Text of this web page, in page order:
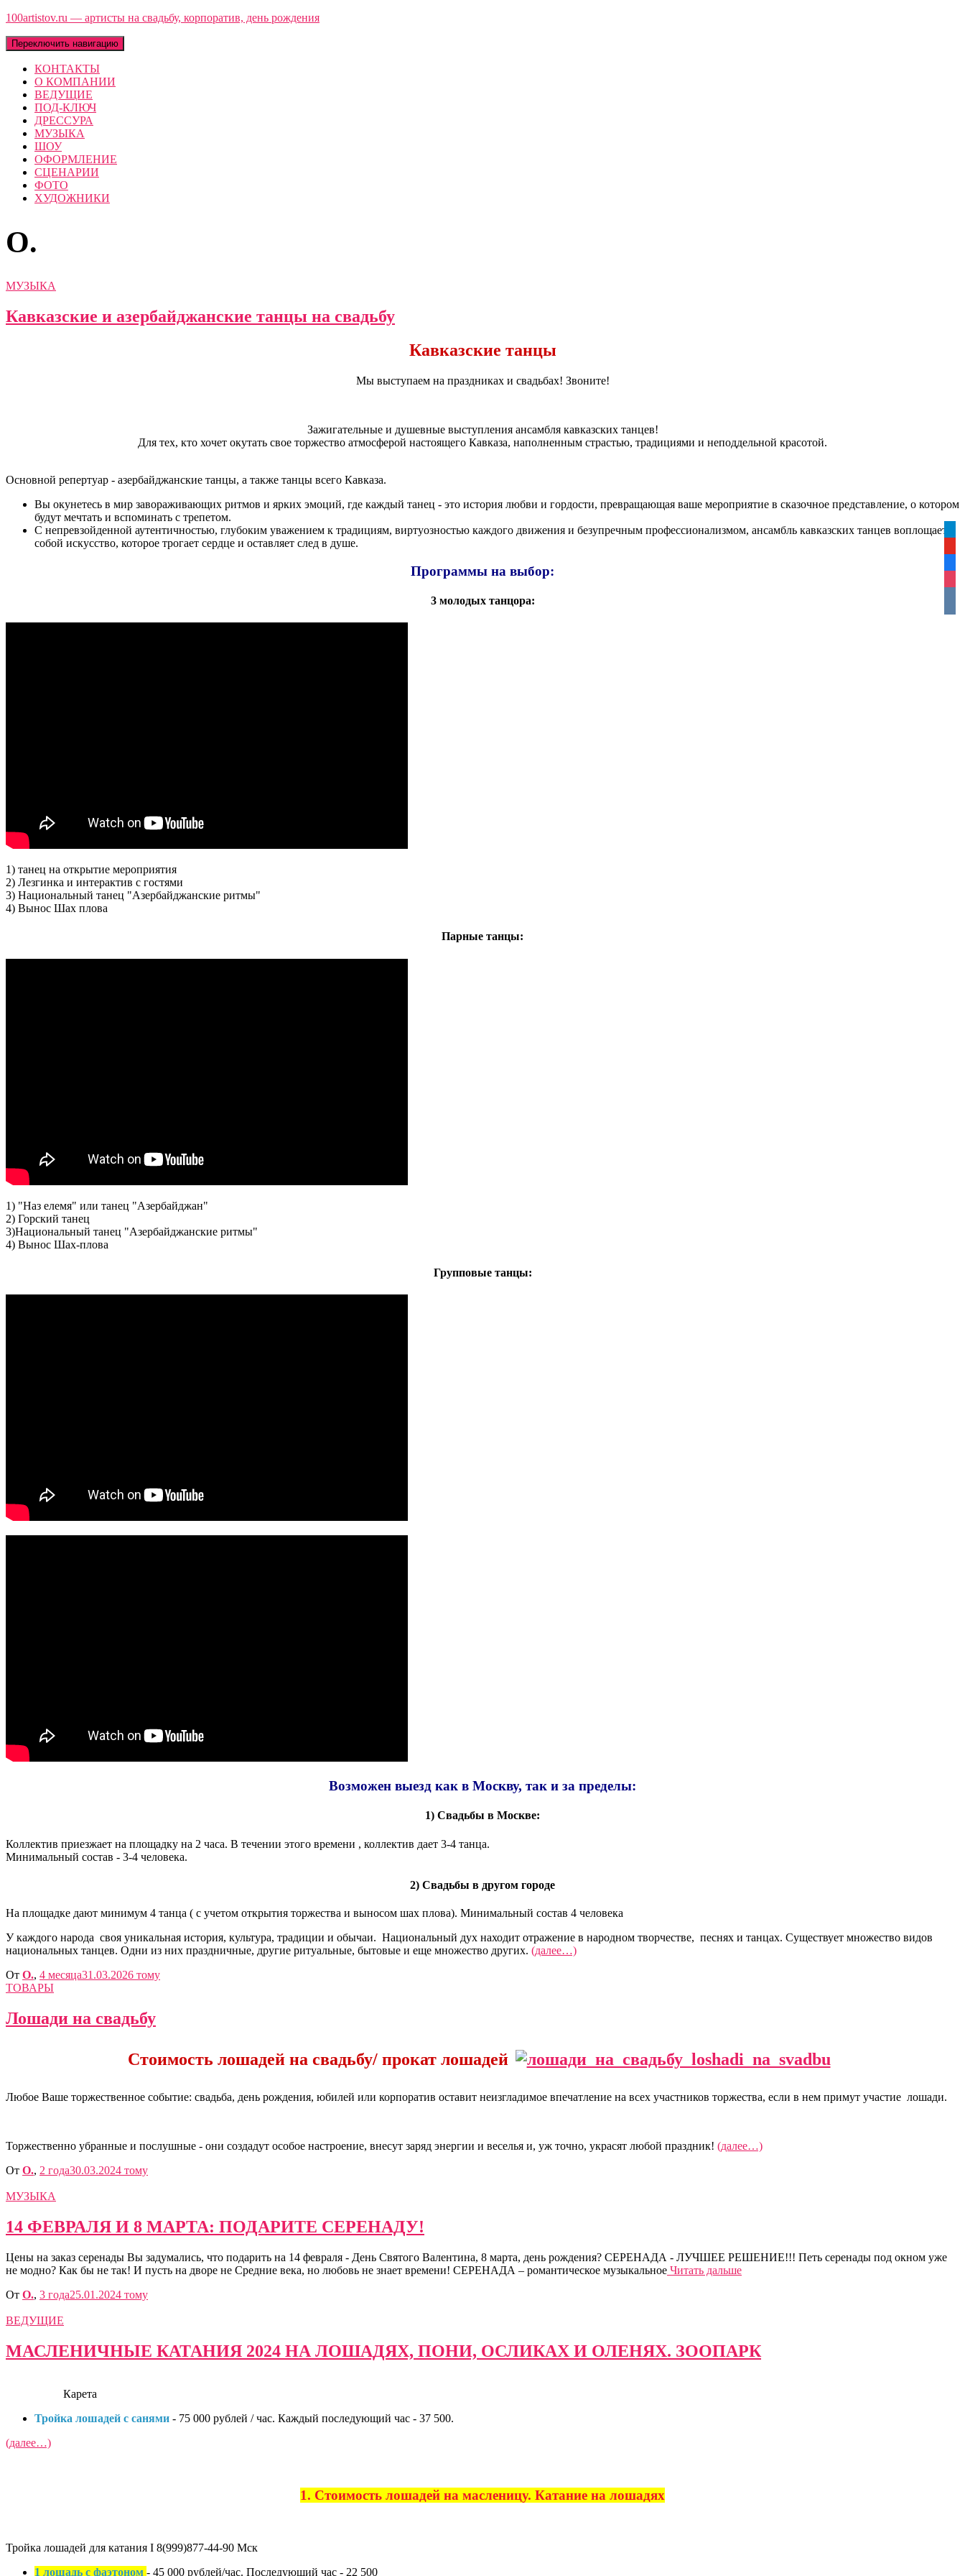
100artistov.ru — артисты на свадьбу, корпоратив, день рождения
Переключить навигацию
КОНТАКТЫ
О КОМПАНИИ
ВЕДУЩИЕ
ПОД-КЛЮЧ
ДРЕССУРА
МУЗЫКА
ШОУ
ОФОРМЛЕНИЕ
СЦЕНАРИИ
ФОТО
ХУДОЖНИКИ
O.
МУЗЫКА
Кавказские и азербайджанские танцы на свадьбу
Кавказские танцы
Мы выступаем на праздниках и свадьбах! Звоните!
Зажигательные и душевные выступления ансамбля кавказских танцев!
Для тех, кто хочет окутать свое торжество атмосферой настоящего Кавказа, наполненным страстью, традициями и неподдельной красотой.
Основной репертуар - азербайджанские танцы, а также танцы всего Кавказа.
Вы окунетесь в мир завораживающих ритмов и ярких эмоций, где каждый танец - это история любви и гордости, превращающая ваше мероприятие в сказочное представление, о котором
будут мечтать и вспоминать с трепетом.
С непревзойденной аутентичностью, глубоким уважением к традициям, виртуозностью каждого движения и безупречным профессионализмом, ансамбль кавказских танцев воплощает
собой искусство, которое трогает сердце и оставляет след в душе.
Программы на выбор:
3 молодых танцора:
1) танец на открытие мероприятия
2) Лезгинка и интерактив с гостями
3) Национальный танец "Азербайджанские ритмы"
4) Вынос Шах плова
Парные танцы:
1) "Наз елемя" или танец "Азербайджан"
2) Горский танец
3)Национальный танец "Азербайджанские ритмы"
4) Вынос Шах-плова
Групповые танцы:
Возможен выезд как в Москву, так и за пределы:
1) Свадьбы в Москве:
Коллектив приезжает на площадку на 2 часа. В течении этого времени , коллектив дает 3-4 танца.
Минимальный состав - 3-4 человека.
2) Свадьбы в другом городе
На площадке дают минимум 4 танца ( с учетом открытия торжества и выносом шах плова). Минимальный состав 4 человека
У каждого народа своя уникальная история, культура, традиции и обычаи. Национальный дух находит отражение в народном творчестве, песнях и танцах. Существует множество видов
национальных танцев. Одни из них праздничные, другие ритуальные, бытовые и еще множество других. (далее…)
От O., 4 месяца31.03.2026 тому
ТОВАРЫ
Лошади на свадьбу
Стоимость лошадей на свадьбу/ прокат лошадей
Любое Ваше торжественное событие: свадьба, день рождения, юбилей или корпоратив оставит неизгладимое впечатление на всех участников торжества, если в нем примут участие лошади.
Торжественно убранные и послушные - они создадут особое настроение, внесут заряд энергии и веселья и, уж точно, украсят любой праздник! (далее…)
От O., 2 года30.03.2024 тому
МУЗЫКА
14 ФЕВРАЛЯ И 8 МАРТА: ПОДАРИТЕ СЕРЕНАДУ!
Цены на заказ серенады Вы задумались, что подарить на 14 февраля - День Святого Валентина, 8 марта, день рождения? СЕРЕНАДА - ЛУЧШЕЕ РЕШЕНИЕ!!! Петь серенады под окном уже
не модно? Как бы не так! И пусть на дворе не Средние века, но любовь не знает времени! СЕРЕНАДА – романтическое музыкальное Читать дальше
От O., 3 года25.01.2024 тому
ВЕДУЩИЕ
МАСЛЕНИЧНЫЕ КАТАНИЯ 2024 НА ЛОШАДЯХ, ПОНИ, ОСЛИКАХ И ОЛЕНЯХ. ЗООПАРК
Карета
Тройка лошадей с санями - 75 000 рублей / час. Каждый последующий час - 37 500.
(далее…)
1. Стоимость лошадей на масленицу. Катание на лошадях
Тройка лошадей для катания I 8(999)877-44-90 Мск
1 лошадь с фаэтоном - 45 000 рублей/час. Последующий час - 22 500